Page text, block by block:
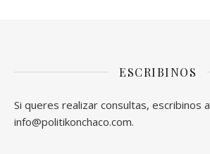
ESCRIBINOS
Si queres realizar consultas, escribinos a
info@politikonchaco.com.